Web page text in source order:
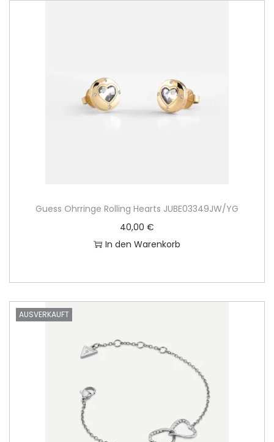
Guess Ohrringe Rolling Hearts JUBE03349JW/YG
40,00 €
In den Warenkorb
AUSVERKAUFT